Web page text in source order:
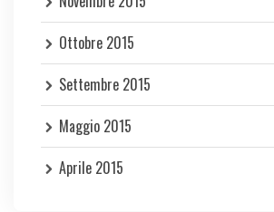
Ottobre 2015
Settembre 2015
Maggio 2015
Aprile 2015